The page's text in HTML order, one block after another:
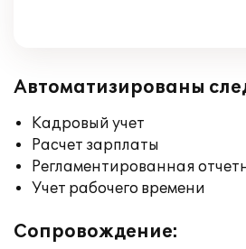
Автоматизированы
Кадровый учет
Расчет зарплаты
Регламентированная
Учет рабочего времени
Сопровождение: